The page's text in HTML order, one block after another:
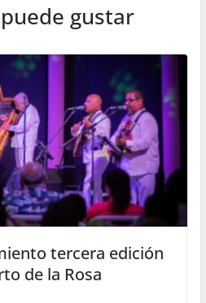
gustar
tercera edición
de la Rosa